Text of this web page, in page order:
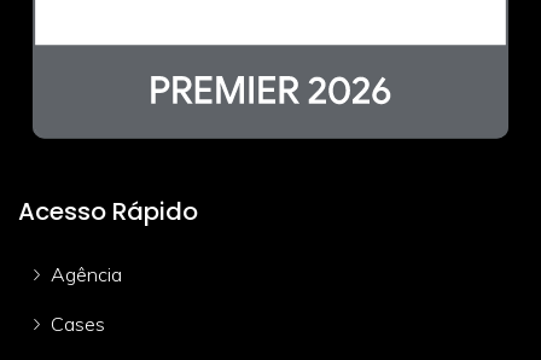
Acesso Rápido
Agência
Cases